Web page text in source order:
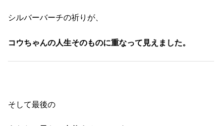
シルバーバーチの祈りが、
コウちゃんの人生そのものに重なって見えました。
そして最後の